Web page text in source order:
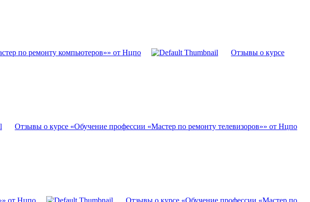
по ремонту компьютеров»» от Нцпо Отзывы о курсе
Отзывы о курсе «Обучение профессии «Мастер по ремонту телевизоров»» от Нцпо